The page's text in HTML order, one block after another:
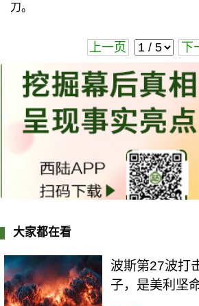
刀。
上一页 下
大家都在看
波斯第27波打
子，是美利坚命